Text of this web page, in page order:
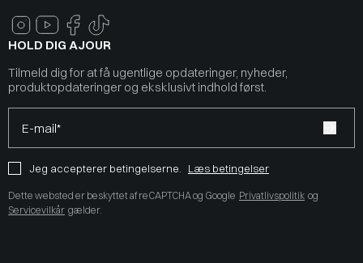
HOLD DIG AJOUR
Tilmeld dig for at få ugentlige opdateringer, nyheder,
produktopdateringer og eksklusivt indhold først.
E-mail*
Jeg accepterer betingelserne. Læs betingelser
Dette websted er beskyttet af reCAPTCHA og Google Privatlivspolitik og
Servicevilkår gælder.